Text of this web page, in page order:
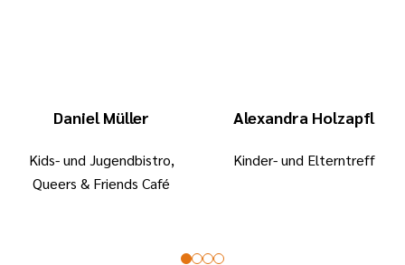
Daniel Müller
Kids- und Jugendbistro,
Queers & Friends Café
Alexandra Holzapfl
Kinder- und Elterntreff